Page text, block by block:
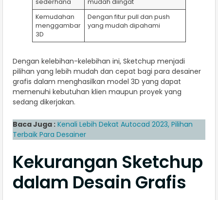
sederhana
mudah diingat
Kemudahan
menggambar
3D
Dengan fitur pull dan push
yang mudah dipahami
Dengan kelebihan-kelebihan ini, Sketchup menjadi
pilihan yang lebih mudah dan cepat bagi para desainer
grafis dalam menghasilkan model 3D yang dapat
memenuhi kebutuhan klien maupun proyek yang
sedang dikerjakan.
Baca Juga : Kenali Lebih Dekat Autocad 2023, Pilihan
Terbaik Para Desainer
Kekurangan Sketchup
dalam Desain Grafis